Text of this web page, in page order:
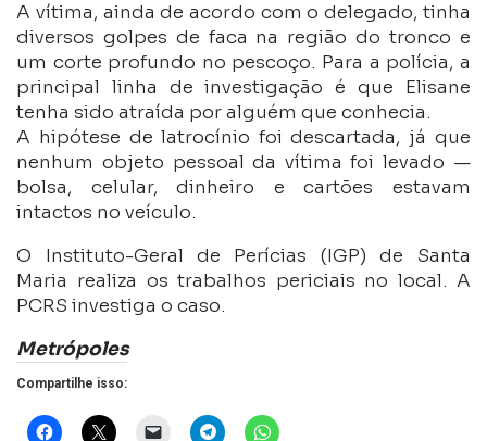
A vítima, ainda de acordo com o delegado, tinha
diversos golpes de faca na região do tronco e
um corte profundo no pescoço. Para a polícia, a
principal linha de investigação é que Elisane
tenha sido atraída por alguém que conhecia.
A hipótese de latrocínio foi descartada, já que
nenhum objeto pessoal da vítima foi levado —
bolsa, celular, dinheiro e cartões estavam
intactos no veículo.
O Instituto-Geral de Perícias (IGP) de Santa
Maria realiza os trabalhos periciais no local. A
PCRS investiga o caso.
Metrópoles
Compartilhe isso: